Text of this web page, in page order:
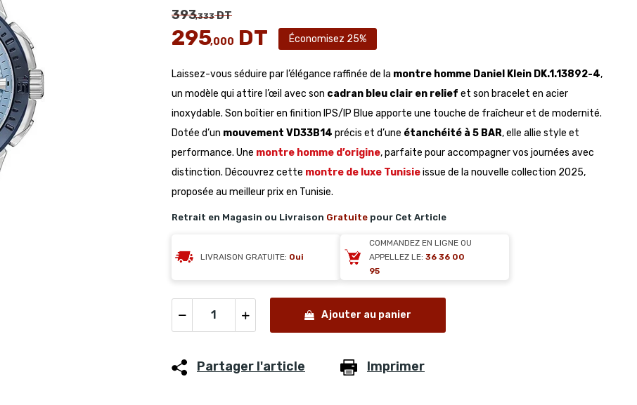
393,333DT
295,000 DT Économisez 25%
Laissez-vous séduire par l’élégance raffinée de la montre homme Daniel Klein DK.1.13892-4,
un modèle qui attire l’œil avec son cadran bleu clair en relief et son bracelet en acier
inoxydable. Son boîtier en finition IPS/IP Blue apporte une touche de fraîcheur et de modernité.
Dotée d’un mouvement VD33B14 précis et d’une étanchéité à 5 BAR, elle allie style et
performance. Une montre homme d’origine, parfaite pour accompagner vos journées avec
distinction. Découvrez cette montre de luxe Tunisieissue de la nouvelle collection 2025,
proposée au meilleur prix en Tunisie.
Retrait en Magasin ou Livraison Gratuite pour Cet Article
LIVRAISON GRATUITE: Oui
COMMANDEZ EN LIGNE OU
APPELLEZ LE: 36 36 00
95
Ajouter au panier
Partager l'article Imprimer